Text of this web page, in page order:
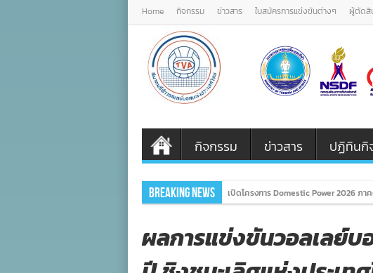
Home กิจกรรม ข่าวสาร ใบสมัครการแข่งขันต่างๆ ผู้ตัดสิ
กิจกรรม ข่าวสาร ปฏิทินกิ
Breaking News เปิดโครงการ Domestic Power 2026 ภา
ผลการแข่งขันวอลเลย์บ